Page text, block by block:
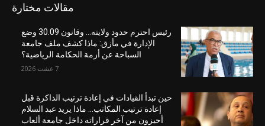
مقالات مختارة
رئيس احترم حدود ولايته… وقانون 30.09 وضع
الإدارة في مأزق: ماذا كشف ملف جامعة
السباحة عن أزمة الحكامة الرياضية؟
7 غشت 2026
حين تبدأ القيادات في إعادة ترتيب الذاكرة قبل
إعادة ترتيب المكاتب… ماذا يريد عبد السلام
أحيزون من آخر قراراته داخل جامعة ألعاب